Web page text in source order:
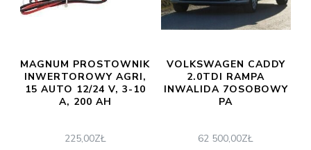
MAGNUM PROSTOWNIK
INWERTOROWY AGRI,
15 AUTO 12/24 V, 3-10
A, 200 AH
225,00ZŁ
VOLKSWAGEN CADDY
2.0TDI RAMPA
INWALIDA 7OSOBOWY
PA
62 500,00ZŁ